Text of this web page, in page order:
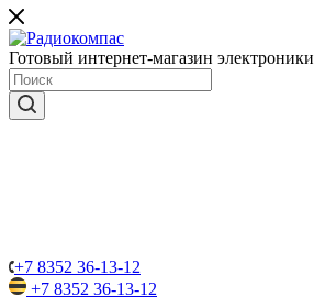
Готовый интернет-магазин электроники
+7 8352 36-13-12
+7 8352 36-13-12